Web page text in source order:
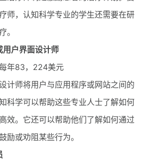
师，认知科学专业的学生还需要在研
。
户界面设计师
年83，224美元
师将用户与应用程序或网站之间的
科学可以帮助这些专业人士了解如何
效。它还可以帮助他们了解如何通过
励或劝阻某些行为。